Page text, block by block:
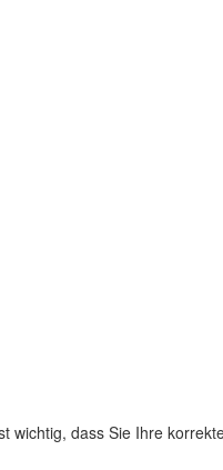
wichtig, dass Sie Ihre